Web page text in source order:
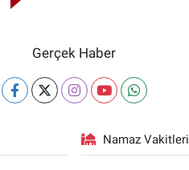
Gerçek Haber
Namaz Vakitleri